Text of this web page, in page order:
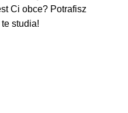
Ci obce? Potrafisz
studia!